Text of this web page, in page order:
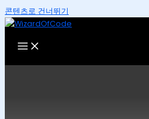
콘텐츠로 건너뛰기